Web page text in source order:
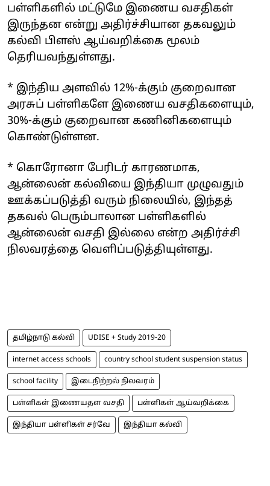
பள்ளிகளில் மட்டுமே இணைய வசதிகள்
இருந்தன என்று அதிர்ச்சியான தகவலும்
கல்வி பிளஸ் ஆய்வறிக்கை மூலம்
தெரியவந்துள்ளது.
* இந்திய அளவில் 12%-க்கும் குறைவான
அரசுப் பள்ளிகளே இணைய வசதிகளையும்,
30%-க்கும் குறைவான கணினிகளையும்
கொண்டுள்ளன.
* கொரோனா பேரிடர் காரணமாக,
ஆன்லைன் கல்வியை இந்தியா முழுவதும்
ஊக்கப்படுத்தி வரும் நிலையில், இந்தத்
தகவல் பெரும்பாலான பள்ளிகளில்
ஆன்லைன் வசதி இல்லை என்ற அதிர்ச்சி
நிலவரத்தை வெளிப்படுத்தியுள்ளது.
தமிழ்நாடு கல்வி UDISE + Study 2019-20
internet access schools country school student suspension status
school facility இடைநிற்றல் நிலவரம்
பள்ளிகள் இணையதள வசதி பள்ளிகள் ஆய்வறிக்கை
இந்தியா பள்ளிகள் சர்வே இந்தியா கல்வி